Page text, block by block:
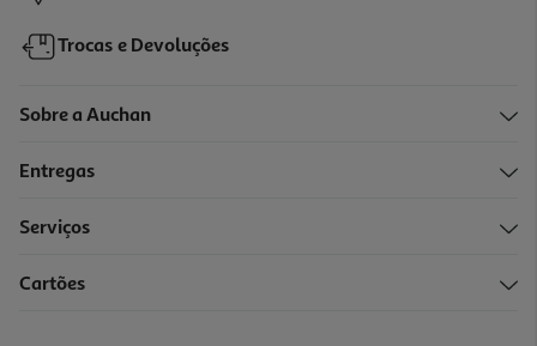
Trocas e Devoluções
Sobre a Auchan
Entregas
Serviços
Cartões